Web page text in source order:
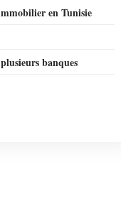
en Tunisie
banques